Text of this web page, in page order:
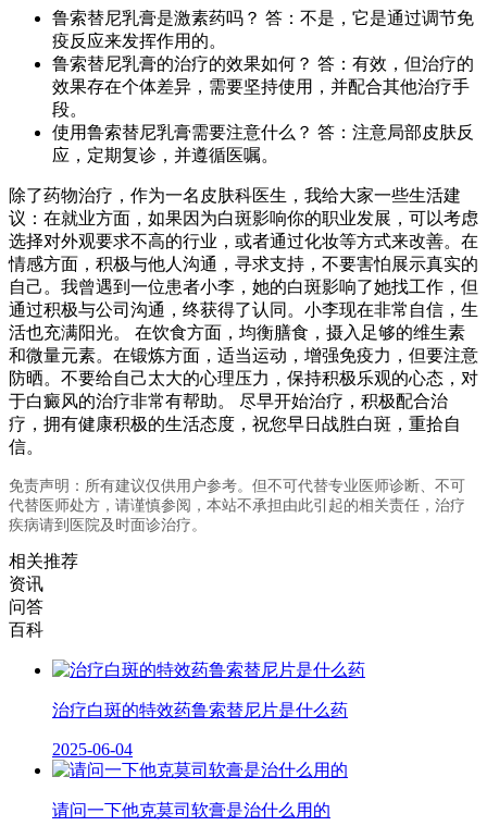
鲁索替尼乳膏是激素药吗？ 答：不是，它是通过调节免
疫反应来发挥作用的。
鲁索替尼乳膏的治疗的效果如何？ 答：有效，但治疗的
效果存在个体差异，需要坚持使用，并配合其他治疗手
段。
使用鲁索替尼乳膏需要注意什么？ 答：注意局部皮肤反
应，定期复诊，并遵循医嘱。
除了药物治疗，作为一名皮肤科医生，我给大家一些生活建
议：在就业方面，如果因为白斑影响你的职业发展，可以考虑
选择对外观要求不高的行业，或者通过化妆等方式来改善。在
情感方面，积极与他人沟通，寻求支持，不要害怕展示真实的
自己。我曾遇到一位患者小李，她的白斑影响了她找工作，但
通过积极与公司沟通，终获得了认同。小李现在非常自信，生
活也充满阳光。 在饮食方面，均衡膳食，摄入足够的维生素
和微量元素。在锻炼方面，适当运动，增强免疫力，但要注意
防晒。不要给自己太大的心理压力，保持积极乐观的心态，对
于白癜风的治疗非常有帮助。 尽早开始治疗，积极配合治
疗，拥有健康积极的生活态度，祝您早日战胜白斑，重拾自
信。
免责声明：所有建议仅供用户参考。但不可代替专业医师诊断、不可
代替医师处方，请谨慎参阅，本站不承担由此引起的相关责任，治疗
疾病请到医院及时面诊治疗。
相关推荐
资讯
问答
百科
治疗白斑的特效药鲁索替尼片是什么药
2025-06-04
请问一下他克莫司软膏是治什么用的